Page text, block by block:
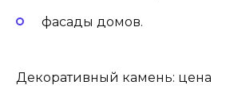
фасады домов.
Декоративный камень: цена